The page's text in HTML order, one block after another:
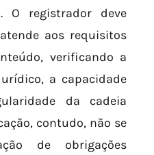
O registrador deve
aos requisitos
verificando a
a capacidade
da cadeia
contudo, não se
de obrigações